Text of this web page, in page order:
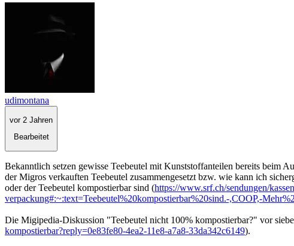
udimontana
vor 2 Jahren
Bearbeitet
Bekanntlich setzen gewisse Teebeutel mit Kunststoffanteilen bereits beim
der Migros verkauften Teebeutel zusammengesetzt bzw. wie kann ich
oder der Teebeutel kompostierbar sind (https://www.srf.ch/sendungen/
verpackung#:~:text=Teebeutel%20kompostierbar%20sind.-,COOP,-
Die Migipedia-Diskussion "Teebeutel nicht 100% kompostierbar?" vor
kompostierbar?reply=0e83fe80-4ea2-11e8-a7a8-33da342c6149).